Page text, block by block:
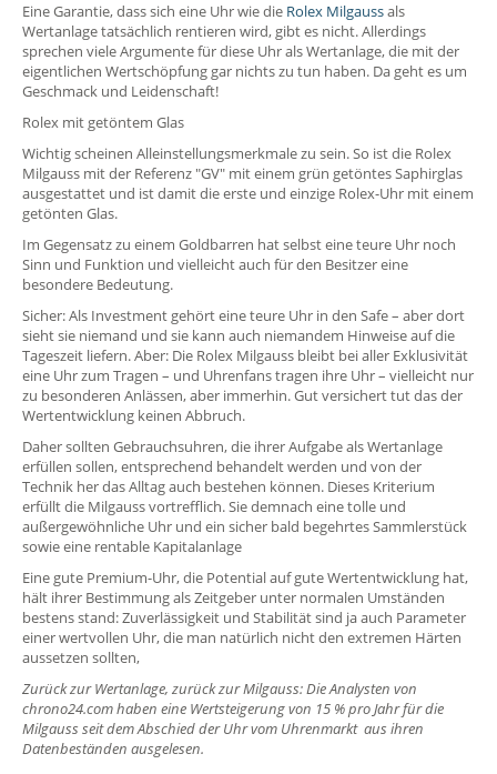
Eine Garantie, dass sich eine Uhr wie die Rolex Milgaussals
Wertanlage tatsächlich rentieren wird, gibt es nicht. Allerdings
sprechen viele Argumente für diese Uhr als Wertanlage, die mit der
eigentlichen Wertschöpfung gar nichts zu tun haben. Da geht es um
Geschmack und Leidenschaft!
Rolex mit getöntem Glas
Wichtig scheinen Alleinstellungsmerkmale zu sein. So ist die Rolex
Milgauss mit der Referenz "GV" mit einem grün getöntes Saphirglas
ausgestattet und ist damit die erste und einzige Rolex-Uhr mit einem
getönten Glas.
Im Gegensatz zu einem Goldbarren hat selbst eine teure Uhr noch
Sinn und Funktion und vielleicht auch für den Besitzer eine
besondere Bedeutung.
Sicher: Als Investment gehört eine teure Uhr in den Safe – aber dort
sieht sie niemand und sie kann auch niemandem Hinweise auf die
Tageszeit liefern. Aber: Die Rolex Milgauss bleibt bei aller Exklusivität
eine Uhr zum Tragen – und Uhrenfans tragen ihre Uhr – vielleicht nur
zu besonderen Anlässen, aber immerhin. Gut versichert tut das der
Wertentwicklung keinen Abbruch.
Daher sollten Gebrauchsuhren, die ihrer Aufgabe als Wertanlage
erfüllen sollen, entsprechend behandelt werden und von der
Technik her das Alltag auch bestehen können. Dieses Kriterium
erfüllt die Milgauss vortrefflich. Sie demnach eine tolle und
außergewöhnliche Uhr und ein sicher bald begehrtes Sammlerstück
sowie eine rentable Kapitalanlage
Eine gute Premium-Uhr, die Potential auf gute Wertentwicklung hat,
hält ihrer Bestimmung als Zeitgeber unter normalen Umständen
bestens stand: Zuverlässigkeit und Stabilität sind ja auch Parameter
einer wertvollen Uhr, die man natürlich nicht den extremen Härten
aussetzen sollten,
Zurück zur Wertanlage, zurück zur Milgauss: Die Analysten von
chrono24.com haben eine Wertsteigerung von 15 % pro Jahr für die
Milgauss seit dem Abschied der Uhr vom Uhrenmarkt aus ihren
Datenbeständen ausgelesen.